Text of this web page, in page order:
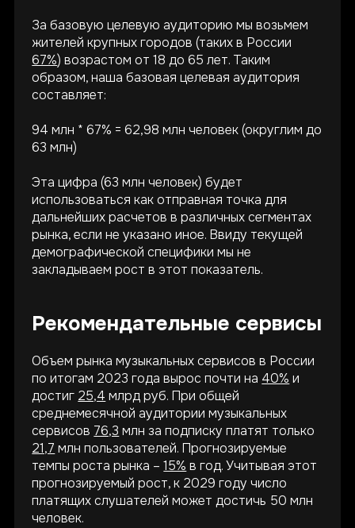
За базовую целевую аудиторию мы возьмем
жителей крупных городов (таких в России
67%) возрастом от 18 до 65 лет. Таким
образом, наша базовая целевая аудитория
составляет:
94 млн * 67% = 62,98 млн человек (округлим до
63 млн)
Эта цифра (63 млн человек) будет
использоваться как отправная точка для
дальнейших расчетов в различных сегментах
рынка, если не указано иное. Ввиду текущей
демографической специфики мы не
закладываем рост в этот показатель.
Рекомендательные сервисы
Объем рынка музыкальных сервисов в России
по итогам 2023 года вырос почти на 40% и
достиг 25,4 млрд руб. При общей
среднемесячной аудитории музыкальных
сервисов 76,3 млн за подписку платят только
21,7 млн пользователей. Прогнозируемые
темпы роста рынка –15% в год. Учитывая этот
прогнозируемый рост, к 2029 году число
платящих слушателей может достичь 50 млн
человек.